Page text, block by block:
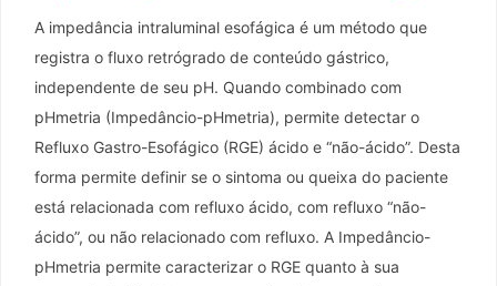
A impedância intraluminal esofágica é um método que
registra o fluxo retrógrado de conteúdo gástrico,
independente de seu pH. Quando combinado com
pHmetria (Impedâncio-pHmetria), permite detectar o
Refluxo Gastro-Esofágico (RGE) ácido e “não-ácido”. Desta
forma permite definir se o sintoma ou queixa do paciente
está relacionada com refluxo ácido, com refluxo “não-
ácido”, ou não relacionado com refluxo. A Impedâncio-
pHmetria permite caracterizar o RGE quanto à sua